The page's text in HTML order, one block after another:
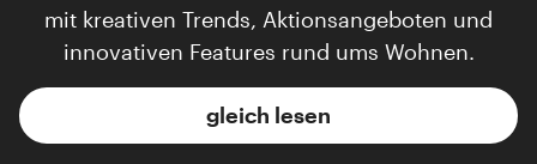
mit kreativen Trends, Aktionsangeboten und
innovativen Features rund ums Wohnen.
gleich lesen